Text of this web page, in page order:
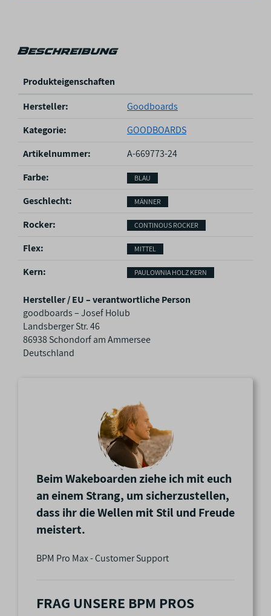
Beschreibung
Produkteigenschaften
Hersteller:
Goodboards
Kategorie:
GOODBOARDS
Artikelnummer:
A-669773-24
Farbe‍:
BLAU
Geschlecht‍: MÄNNER
Rocker‍: CONTINOUS ROCKER
Flex‍: MITTEL
Kern‍: PAULOWNIA HOLZ KERN
Hersteller / EU – verantwortliche Person
goodboards – Josef Holub
Landsberger Str. 46
86938 Schondorf am Ammersee
Deutschland
Beim Wakeboarden ziehe ich mit euch
an einem Strang, um sicherzustellen,
dass ihr die Wellen mit Stil und Freude
meistert.
BPM Pro Max - Customer Support
FRAG UNSERE BPM PROS